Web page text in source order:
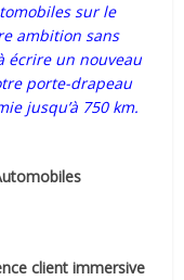
sur le
ambition sans
écrire un nouveau
porte-drapeau
jusqu’à 750 km.
client immersive